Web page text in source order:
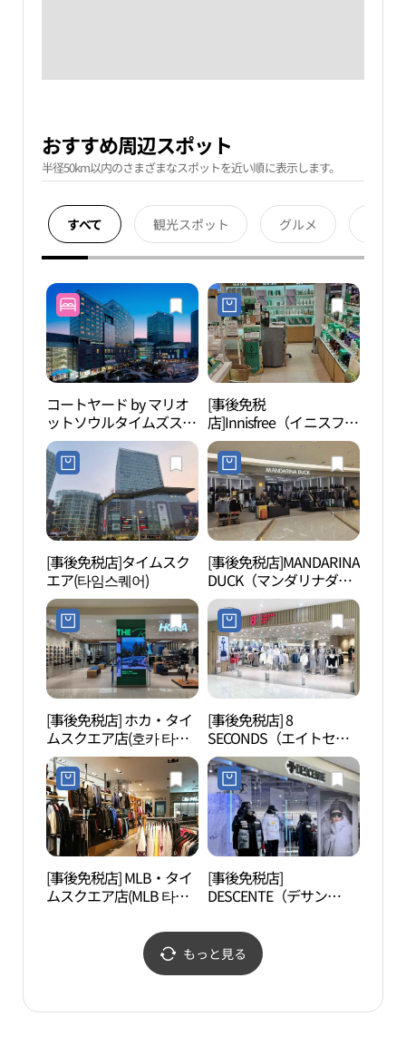
おすすめ周辺スポット
半径50km以内のさまざまなスポットを近い順に表示します。
すべて 観光スポット グルメ
コートヤード by マリオ
ットソウルタイムズスク
エア（코트야드 바이 메
리어트 서울타임스퀘
어）
[事後免税
店]Innisfree（イニスフリ
ー）・イーマートヨンド
ゥンポ（永登浦）店(이
니스프리 이마트 영등포
점)
[事後免税店]タイムスク
エア(타임스퀘어)
[事後免税店]MANDARINA
DUCK（マンダリナダッ
ク）・タイムスクエア店
(만다리나덕 타임스퀘어
점)
[事後免税店] ホカ・タイ
ムスクエア店(호카 타임
스퀘어점)
[事後免税店] 8
SECONDS（エイトセカ
ンズ）・タイムスクエア
店(에잇세컨즈 타임스퀘
어점)
[事後免税店] MLB・タイ
ムスクエア店(MLB 타임
[事後免税店]
DESCENTE（デサン
(데상트 타임스퀘어점)
もっと見る